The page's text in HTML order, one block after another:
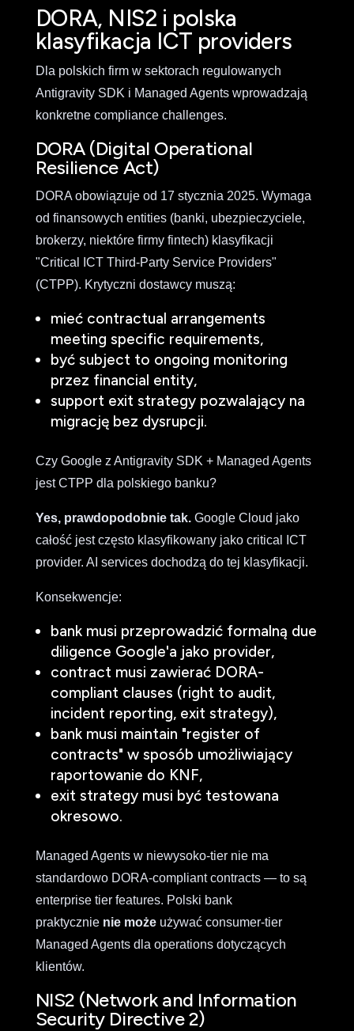
DORA, NIS2 i polska
klasyfikacja ICT providers
Dla polskich firm w sektorach regulowanych
Antigravity SDK i Managed Agents wprowadzają
konkretne compliance challenges.
DORA (Digital Operational
Resilience Act)
DORA obowiązuje od 17 stycznia 2025. Wymaga
od finansowych entities (banki, ubezpieczyciele,
brokerzy, niektóre firmy fintech) klasyfikacji
"Critical ICT Third-Party Service Providers"
(CTPP). Krytyczni dostawcy muszą:
mieć contractual arrangements
meeting specific requirements,
być subject to ongoing monitoring
przez financial entity,
support exit strategy pozwalający na
migrację bez dysrupcji.
Czy Google z Antigravity SDK + Managed Agents
jest CTPP dla polskiego banku?
Yes, prawdopodobnie tak.Google Cloud jako
całość jest często klasyfikowany jako critical ICT
provider. AI services dochodzą do tej klasyfikacji.
Konsekwencje:
bank musi przeprowadzić formalną due
diligence Google'a jako provider,
contract musi zawierać DORA-
compliant clauses (right to audit,
incident reporting, exit strategy),
bank musi maintain "register of
contracts" w sposób umożliwiający
raportowanie do KNF,
exit strategy musi być testowana
okresowo.
Managed Agents w niewysoko-tier nie ma
standardowo DORA-compliant contracts — to są
enterprise tier features. Polski bank
praktycznie nie możeużywać consumer-tier
Managed Agents dla operations dotyczących
klientów.
NIS2 (Network and Information
Security Directive 2)